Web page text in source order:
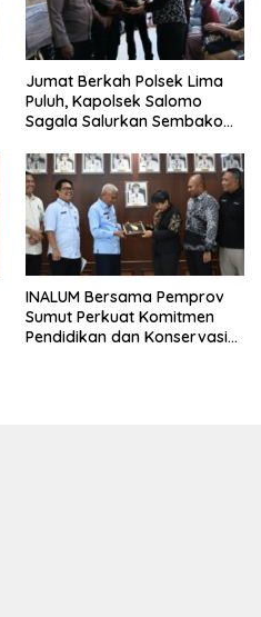
Jumat Berkah Polsek Lima
Puluh, Kapolsek Salomo
Sagala Salurkan Sembako
Gambus
INALUM Bersama Pemprov
Sumut Perkuat Komitmen
Pendidikan dan Konservasi